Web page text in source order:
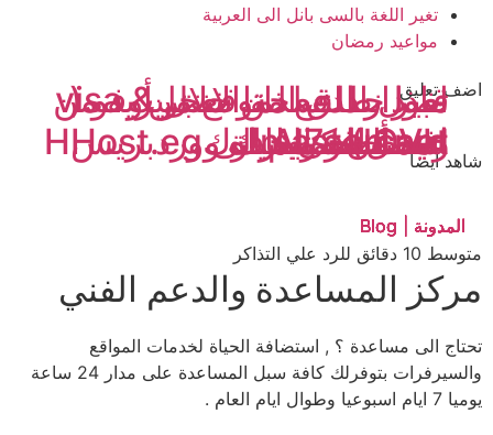
تغير اللغة بالسى بانل الى العربية
مواعيد رمضان
اضف تعليق
شاهد أيضا
تغير نطاق الموقع من
Al7eah.net الى HHost.eg
المدونة | Blog
اصدار النسخة الانجليزيه من
استضافة الحياه
المدونة | Blog
قبول الدفع من خلال visa &
mastercard
المدونة | Blog
عيد أضحى مبارك
المدونة | Blog
عيد فطر مبارك
المدونة | Blog
افضل استضافة ووردبريس
المدونة | Blog
رمضان كريم
المدونة | Blog
ماذا حدث لداتا سنتر أوفو (
OVH )
المدونة | Blog
متوسط 10 دقائق للرد علي التذاكر
مركز المساعدة والدعم الفني
تحتاج الى مساعدة ؟ , استضافة الحياة لخدمات المواقع
والسيرفرات بتوفرلك كافة سبل المساعدة على مدار 24 ساعة
يوميا 7 ايام اسبوعيا وطوال ايام العام .